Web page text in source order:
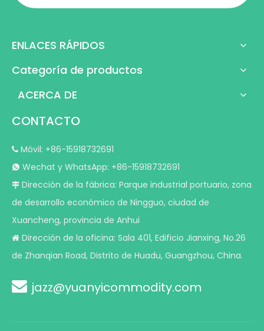
ENLACES RÁPIDOS
Categoría de productos
ACERCA DE
CONTACTO
 Móvil: +86-15918732691
 Wechat y WhatsApp: +86-15918732691
 Dirección de la fábrica: Parque industrial portuario, zona
de desarrollo económico de Ningguo, ciudad de
Xuancheng, provincia de Anhui
 Dirección de la oficina: Sala 401, Edificio Jianxing, No.26
de Zhanqian Road, Distrito de Huadu, Guangzhou, China.
 jazz@yuanyicommodity.com